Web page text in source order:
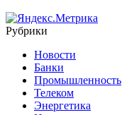
Рубрики
Новости
Банки
Промышленность
Телеком
Энергетика